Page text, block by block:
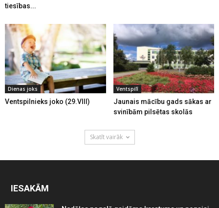
tiesības...
Dienas joks
Ventspilnieks joko (29.VIII)
Ventspilī
Jaunais mācību gads sākas ar
svinībām pilsētas skolās
Skatīt vairāk
IESAKĀM